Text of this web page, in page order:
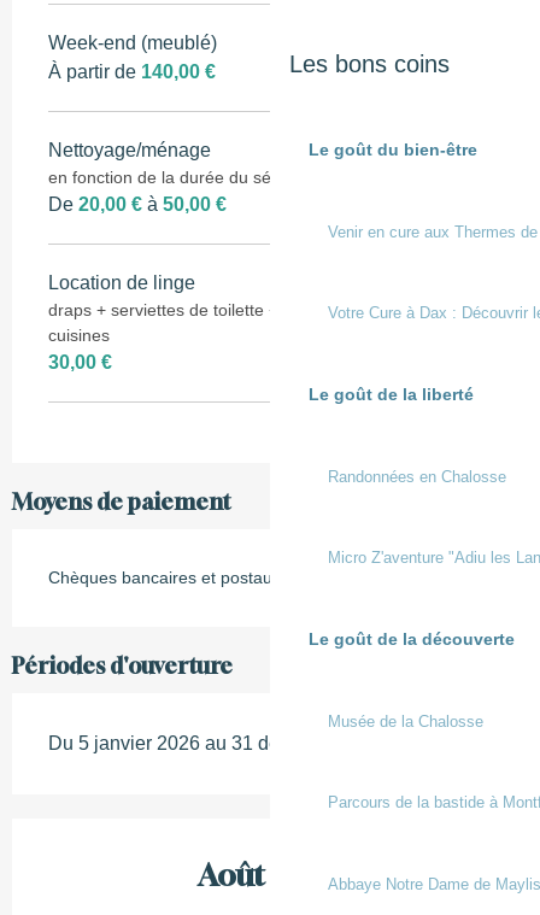
Les bons coins
Le goût du bien-être
Venir en cure aux Thermes
Votre Cure à Dax : Découvrir
Le goût de la liberté
Randonnées en Chalosse
Micro Z'aventure "Adiu les
Le goût de la découverte
Musée de la Chalosse
Parcours de la bastide à
Abbaye Notre Dame de Maylis
Week-end (meublé)
À partir de 140,00 €
Nettoyage/ménage
en fonction de la durée du séjour
De 20,00 € à 50,00 €
Location de linge
draps + serviettes de toilette + tapis de bain + torchons de
cuisines
30,00 €
Moyens de paiement
Chèques bancaires et postaux
Périodes d'ouverture
Du 5 janvier 2026 au 31 décembre 2026
Août 2026